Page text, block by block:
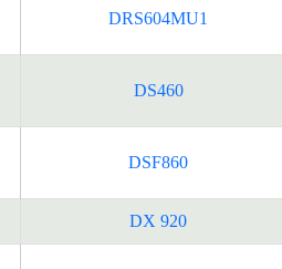
DRS604MU1
DS460
DSF860
DX 920